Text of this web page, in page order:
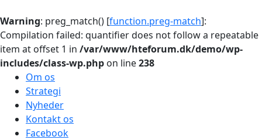
Warning: preg_match() [function.preg-match]:
Compilation failed: quantifier does not follow a repeatable
item at offset 1 in /var/www/hteforum.dk/demo/wp-
includes/class-wp.php on line238
Om os
Strategi
Nyheder
Kontakt os
Facebook